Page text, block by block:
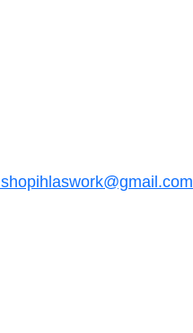
shopihlaswork@gmail.com